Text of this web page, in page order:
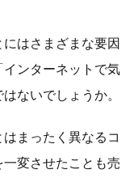
はさまざまな要因
ンターネットで気
ないでしょうか。
まったく異なるコ
変させたことも売